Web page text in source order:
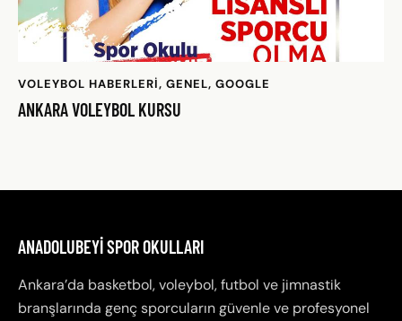
VOLEYBOL HABERLERI, GENEL, GOOGLE
ANKARA VOLEYBOL KURSU
ANADOLUBEYI SPOR OKULLARI
Ankara’da basketbol, voleybol, futbol ve jimnastik
branşlarında genç sporcuların güvenle ve profesyonel